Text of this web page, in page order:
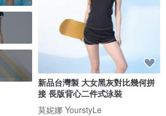
新品台灣製 大女黑灰對比幾何拼
接 長版背心二件式泳裝
莫妮娜 YourstyLe